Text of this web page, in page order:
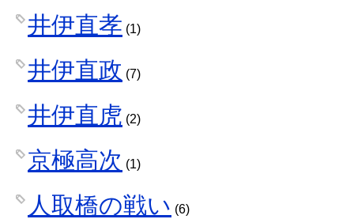
井伊直孝 (1)
井伊直政 (7)
井伊直虎 (2)
京極高次 (1)
人取橋の戦い (6)